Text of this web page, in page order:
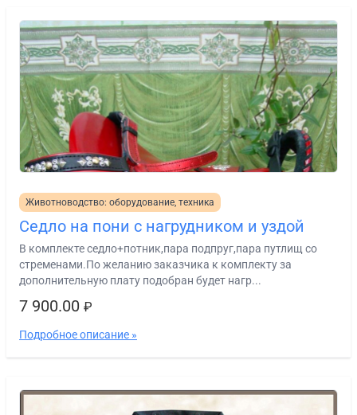
Животноводство: оборудование, техника
Седло на пони с нагрудником и уздой
В комплекте седло+потник,пара подпруг,пара путлищ со
стременами.По желанию заказчика к комплекту за
дополнительную плату подобран будет нагр...
7 900.00 ₽
Подробное описание »